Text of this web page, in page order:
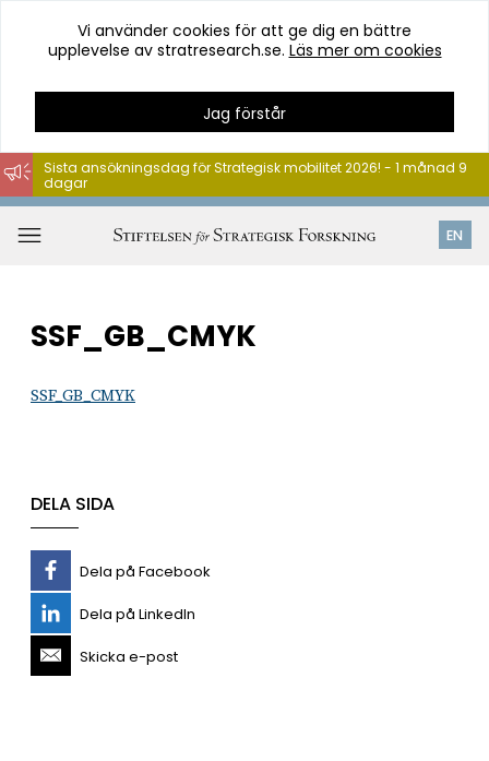
Hoppa
till
innehåll
Vi använder cookies för att ge dig en bättre
upplevelse av stratresearch.se. Läs mer om cookies
Jag förstår
EN
Sista ansökningsdag för Strategisk mobilitet 2026! - 1 månad 9
dagar
SSF_GB_CMYK
SSF_GB_CMYK
DELA SIDA
Dela på Facebook
Dela på LinkedIn
Skicka e-post